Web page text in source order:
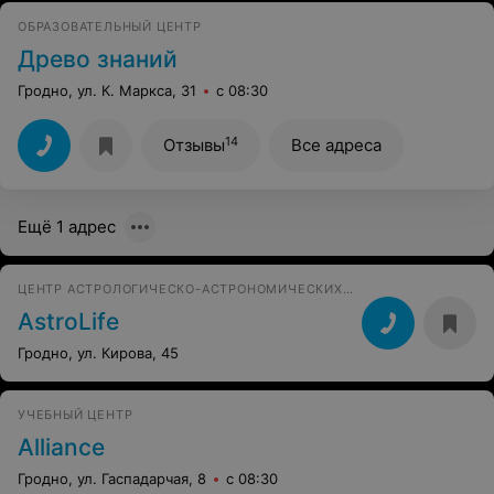
ОБРАЗОВАТЕЛЬНЫЙ ЦЕНТР
Древо знаний
Гродно, ул. К. Маркса, 31 с 08:30
Отзывы14 Все адреса
Ещё 1 адрес
ЦЕНТР АСТРОЛОГИЧЕСКО-АСТРОНОМИЧЕСКИХ ИССЛЕДОВАНИЙ
AstroLife
Гродно, ул. Кирова, 45
УЧЕБНЫЙ ЦЕНТР
Alliance
Гродно, ул. Гаспадарчая, 8 с 08:30